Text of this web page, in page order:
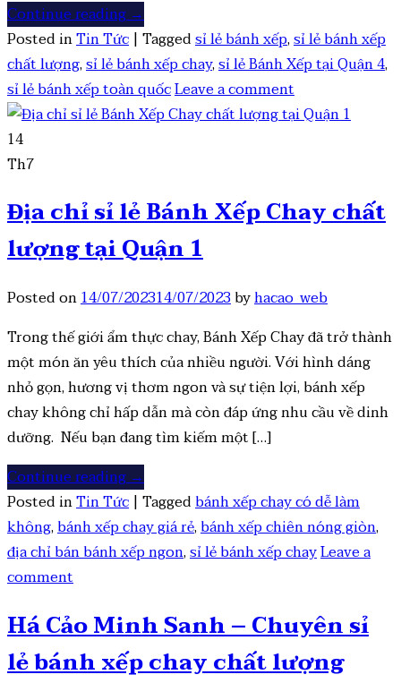
Continue reading→
Posted inTin Tức | Taggedsỉ lẻ bánh xếp,sỉ lẻ bánh xếp
chất lượng,sỉ lẻ bánh xếp chay,sỉ lẻ Bánh Xếp tại Quận 4,
sỉ lẻ bánh xếp toàn quốcLeave a comment
14
Th7
Địa chỉ sỉ lẻ Bánh Xếp Chay chất
lượng tại Quận 1
Posted on14/07/202314/07/2023byhacao_web
Trong thế giới ẩm thực chay, Bánh Xếp Chay đã trở thành
một món ăn yêu thích của nhiều người. Với hình dáng
nhỏ gọn, hương vị thơm ngon và sự tiện lợi, bánh xếp
chay không chỉ hấp dẫn mà còn đáp ứng nhu cầu về dinh
dưỡng. Nếu bạn đang tìm kiếm một […]
Continue reading→
Posted inTin Tức | Taggedbánh xếp chay có dễ làm
không,bánh xếp chay giá rẻ,bánh xếp chiên nóng giòn,
địa chỉ bán bánh xếp ngon,sỉ lẻ bánh xếp chayLeave a
comment
Há Cảo Minh Sanh – Chuyên sỉ
lẻ bánh xếp chay chất lượng